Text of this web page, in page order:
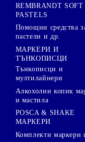
REMBRANDT SOFT
PASTELS
Помощни средства
пастели и др.
МАРКЕРИ И
ТЪНКОПИСЦИ
Тънкописци и
мултилайнери
Алкохолни копик
и мастила
POSCA & SHAKE
МАРКЕРИ
Комплекти маркери